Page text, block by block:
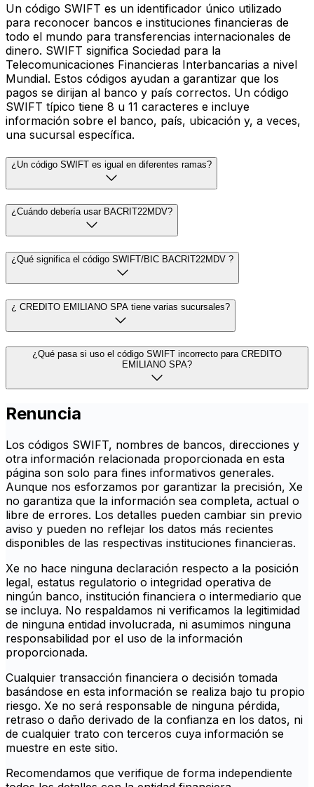
Un código SWIFT es un identificador único utilizado
para reconocer bancos e instituciones financieras de
todo el mundo para transferencias internacionales de
dinero. SWIFT significa Sociedad para la
Telecomunicaciones Financieras Interbancarias a nivel
Mundial. Estos códigos ayudan a garantizar que los
pagos se dirijan al banco y país correctos. Un código
SWIFT típico tiene 8 u 11 caracteres e incluye
información sobre el banco, país, ubicación y, a veces,
una sucursal específica.
¿Un código SWIFT es igual en diferentes ramas?
¿Cuándo debería usar BACRIT22MDV?
¿Qué significa el código SWIFT/BIC BACRIT22MDV ?
¿ CREDITO EMILIANO SPA tiene varias sucursales?
¿Qué pasa si uso el código SWIFT incorrecto para CREDITO
EMILIANO SPA?
Renuncia
Los códigos SWIFT, nombres de bancos, direcciones y
otra información relacionada proporcionada en esta
página son solo para fines informativos generales.
Aunque nos esforzamos por garantizar la precisión, Xe
no garantiza que la información sea completa, actual o
libre de errores. Los detalles pueden cambiar sin previo
aviso y pueden no reflejar los datos más recientes
disponibles de las respectivas instituciones financieras.
Xe no hace ninguna declaración respecto a la posición
legal, estatus regulatorio o integridad operativa de
ningún banco, institución financiera o intermediario que
se incluya. No respaldamos ni verificamos la legitimidad
de ninguna entidad involucrada, ni asumimos ninguna
responsabilidad por el uso de la información
proporcionada.
Cualquier transacción financiera o decisión tomada
basándose en esta información se realiza bajo tu propio
riesgo. Xe no será responsable de ninguna pérdida,
retraso o daño derivado de la confianza en los datos, ni
de cualquier trato con terceros cuya información se
muestre en este sitio.
Recomendamos que verifique de forma independiente